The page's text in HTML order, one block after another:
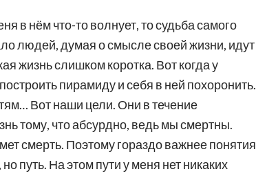
в нём что-то волнует, то судьба самого
людей, думая о смысле своей жизни, идут
жизнь слишком коротка. Вот когда у
пирамиду и себя в ней похоронить.
Вот наши цели. Они в течение
тому, что абсурдно, ведь мы смертны.
смерть. Поэтому гораздо важнее понятия
путь. На этом пути у меня нет никаких